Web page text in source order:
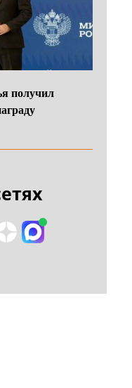
получил